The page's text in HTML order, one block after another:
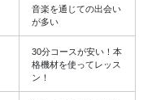
音楽を通じての出会い
が多い
30分コースが安い！本
格機材を使ってレッス
ン！